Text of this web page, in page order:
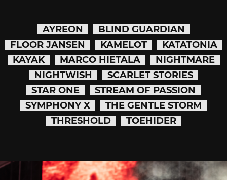
AYREON
BLIND GUARDIAN
FLOOR JANSEN
KAMELOT
KATATONIA
KAYAK
MARCO HIETALA
NIGHTMARE
NIGHTWISH
SCARLET STORIES
STAR ONE
STREAM OF PASSION
SYMPHONY X
THE GENTLE STORM
THRESHOLD
TOEHIDER